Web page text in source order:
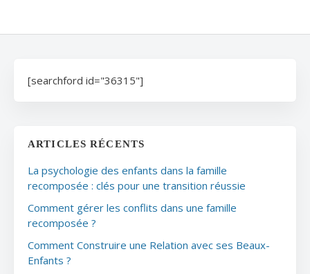
[searchford id="36315"]
ARTICLES RÉCENTS
La psychologie des enfants dans la famille
recomposée : clés pour une transition réussie
Comment gérer les conflits dans une famille
recomposée ?
Comment Construire une Relation avec ses Beaux-
Enfants ?